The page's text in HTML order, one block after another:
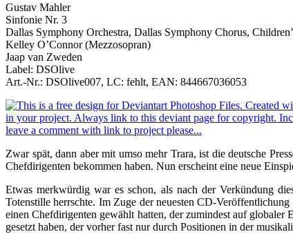
Gustav Mahler
Sinfonie Nr. 3
Dallas Symphony Orchestra, Dallas Symphony Chorus,
Kelley O’Connor (Mezzosopran)
Jaap van Zweden
Label: DSOlive
Art.-Nr.: DSOlive007, LC: fehlt, EAN: 844667036053
Zwar spät, dann aber mit umso mehr Trara, ist die deutsche
Chefdirigenten bekommen haben. Nun erscheint eine neue
Etwas merkwürdig war es schon, als nach der Verkündung
Totenstille herrschte. Im Zuge der neuesten CD-
einen Chefdirigenten gewählt hatten, der zumindest auf
gesetzt haben, der vorher fast nur durch Positionen in der